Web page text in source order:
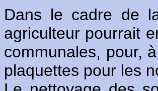
Dans le cadre de
agriculteur pourrait
communales, pour,
plaquettes pour les